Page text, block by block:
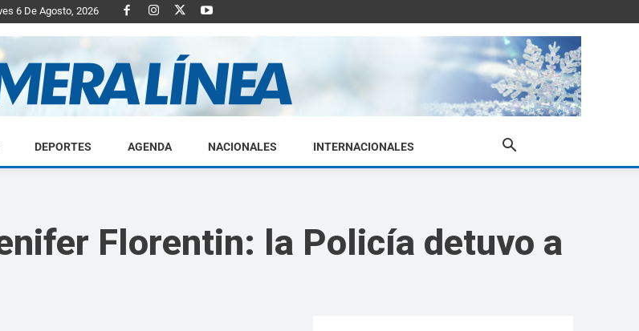
6 De Agosto, 2026
Diario
DEPORTES AGENDA NACIONALES INTERNACIONALES
Florentin: la Policía detuvo a